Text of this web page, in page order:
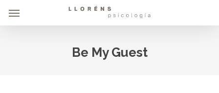
Menu
Be My Guest